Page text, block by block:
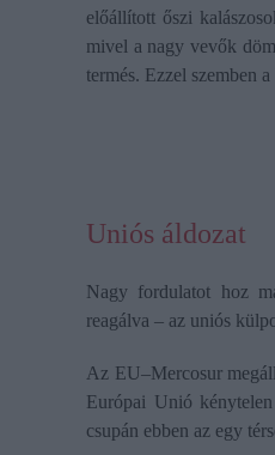
előállított őszi
mivel a nagy vevők
termés. Ezzel szemben
Uniós áldozat
Nagy fordulatot hoz
reagálva – az uniós
Az EU–Mercosur
Európai Unió
csupán ebben az egy